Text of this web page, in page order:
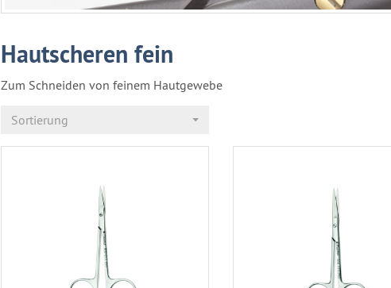
Hautscheren fein
Zum Schneiden von feinem Hautgewebe
Sortierung